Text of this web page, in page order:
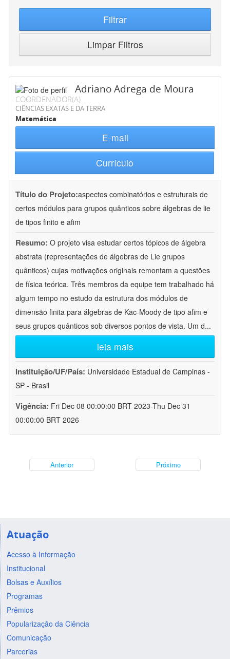
Filtrar
Limpar Filtros
Adriano Adrega de Moura
COORDENADOR(A)
CIÊNCIAS EXATAS E DA TERRA
Matemática
E-mail
Currículo
Título do Projeto:aspectos combinatórios e estruturais de
certos módulos para grupos quânticos sobre álgebras de lie
de tipos finito e afim
Resumo: O projeto visa estudar certos tópicos de álgebra
abstrata (representações de álgebras de Lie grupos
quânticos) cujas motivações originais remontam a questões
de física teórica. Três membros da equipe tem trabalhado há
algum tempo no estudo da estrutura dos módulos de
dimensão finita para álgebras de Kac-Moody de tipo afim e
seus grupos quânticos sob diversos pontos de vista. Um d...
leia mais
Instituição/UF/País: Universidade Estadual de Campinas -
SP - Brasil
Vigência: Fri Dec 08 00:00:00 BRT 2023-Thu Dec 31
00:00:00 BRT 2026
Anterior Próximo
Atuação
Acesso à Informação
Institucional
Bolsas e Auxílios
Programas
Prêmios
Popularização da Ciência
Comunicação
Parcerias